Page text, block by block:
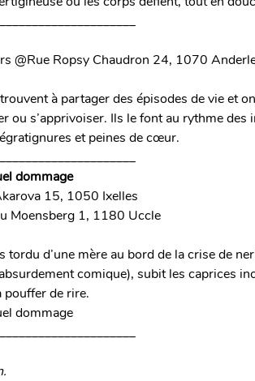
@Rue Ropsy Chaudron 24, 1070
à partager des épisodes de vie et
ou s’apprivoiser. Ils le font au rythme
et peines de cœur.
dommage
15, 1050 Ixelles
Moensberg 1, 1180 Uccle
tordu d’une mère au bord de la crise de
comique), subit les caprices
pouffer de rire.
dommage